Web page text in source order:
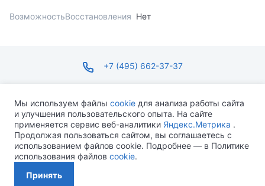
ВозможностьВосстановления Нет
+7 (495) 662-37-37
ПН-ПТ С 09:00 ДО 18:00 СБ-ВС ВЫХОДНОЙ
Мы используем файлы cookie для анализа работы сайта
и улучшения пользовательского опыта. На сайте
применяется сервис веб-аналитики Яндекс.Метрика .
Продолжая пользоваться сайтом, вы соглашаетесь с
использованием файлов cookie. Подробнее — в Политике
использования файлов cookie.
Принять